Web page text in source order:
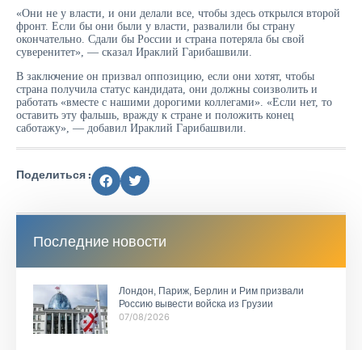
«Они не у власти, и они делали все, чтобы здесь открылся второй
фронт. Если бы они были у власти, развалили бы страну
окончательно. Сдали бы России и страна потеряла бы свой
суверенитет», — сказал Ираклий Гарибашвили.
В заключение он призвал оппозицию, если они хотят, чтобы
страна получила статус кандидата, они должны соизволить и
работать «вместе с нашими дорогими коллегами». «Если нет, то
оставить эту фальшь, вражду к стране и положить конец
саботажу», — добавил Ираклий Гарибашвили.
Поделиться :
Последние новости
Лондон, Париж, Берлин и Рим призвали
Россию вывести войска из Грузии
07/08/2026